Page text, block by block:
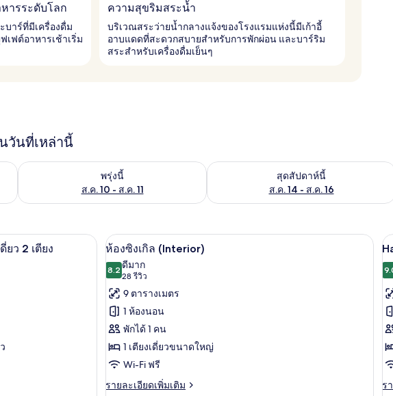
ารระดับโลก
าร์ที่มีเครื่องดื่ม
ฟต์อาหารเช้าเริ่ม
ความสุขริมสระน้ำ
บริเวณสระว่ายน้ำกลางแจ้งของโรงแรมแห่งนี้มีเก้าอี้
อาบแดดที่สะดวกสบายสำหรับการพักผ่อน และบาร์ริม
สระสำหรับเครื่องดื่มเย็นๆ
วันที่เหล่านี้
. 9 - ส.ค. 10
พรุ่งนี้
ส.ค. 10 - ส.ค. 11
ตรวจสอบจำนวนห้องพักว่างในพรุ่งนี้ ส.ค. 10 - ส.ค. 11
สุดสัปดาห์นี้
ส.ค. 14 - ส.ค. 16
ตรวจสอบจำนวนห้องพักว่างในสุดสัปดา
ตียงใหญ่ 1 เตียง หรือเตียงเดี่ยว 2 เตียง | มินิบาร์, ตู้นิรภัยในห้องพัก, โต๊ะทำงาน, ห้องเก็บเสียง
ยว 2 เตียง
เปิด
ภาพถ่าย
ทั้งหมด
ของ
ห้อง
ซิงเกิล
(Interior)
มินิบาร์, ตู้นิรภัยในห้องพัก, โต๊ะทำงาน, ห้
5
ห้องซิงเกิล (Interior)
8.28.2 จาก 10
ดีมาก
28 รีวิว
(28
รีวิว)
9 ตารางเมตร
1 ห้องนอน
พักได้ 1 คน
1 เตียงเดี่ยวขนาดใหญ่
Wi-Fi ฟรี
รายละเอียดเพิ่มเติม
ราย
เ
ภ
ทั้
ข
ร
ร